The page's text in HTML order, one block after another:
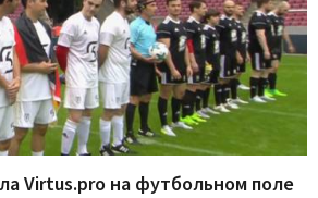
Virtus.pro на футбольном поле